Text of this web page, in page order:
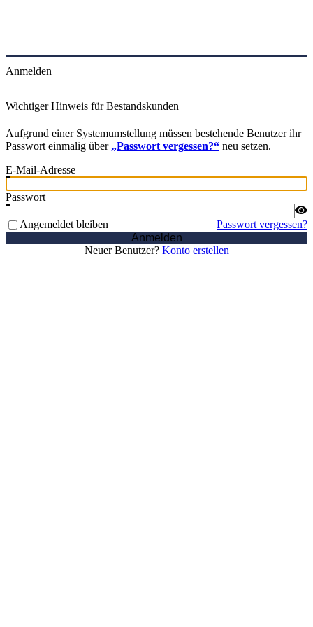
Anmelden
Wichtiger Hinweis für Bestandskunden
Aufgrund einer Systemumstellung müssen bestehende Benutzer ihr
Passwort einmalig über „Passwort vergessen?“ neu setzen.
E-Mail-Adresse
Passwort
Angemeldet bleiben
Passwort vergessen?
Anmelden
Neuer Benutzer? Konto erstellen